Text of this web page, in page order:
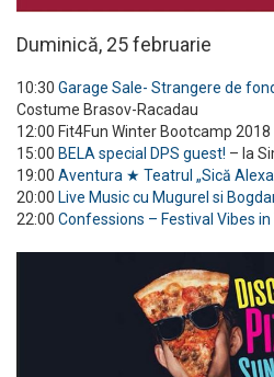
Duminică, 25 februarie
10:30 Garage Sale- Strangere de
Costume Brasov-Racadau
12:00 Fit4Fun Winter Bootcamp
15:00 BELA special DPS guest! – la
19:00 Aventura ★ Teatrul „Sică
20:00 Live Music cu Mugurel si
22:00 Confessions – Festival Vibes